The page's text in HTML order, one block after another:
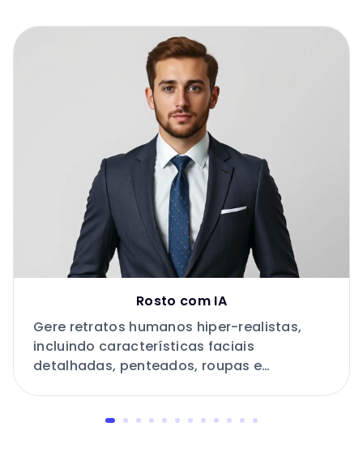
Rosto com IA
Gere retratos humanos hiper-realistas,
incluindo características faciais
detalhadas, penteados, roupas e